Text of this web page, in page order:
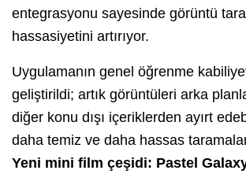
entegrasyonu sayesinde görüntü
hassasiyetini artırıyor.
Uygulamanın genel öğrenme
geliştirildi; artık görüntüleri arka
diğer konu dışı içeriklerden ayırt
daha temiz ve daha hassas
Yeni mini film çeşidi: Pastel